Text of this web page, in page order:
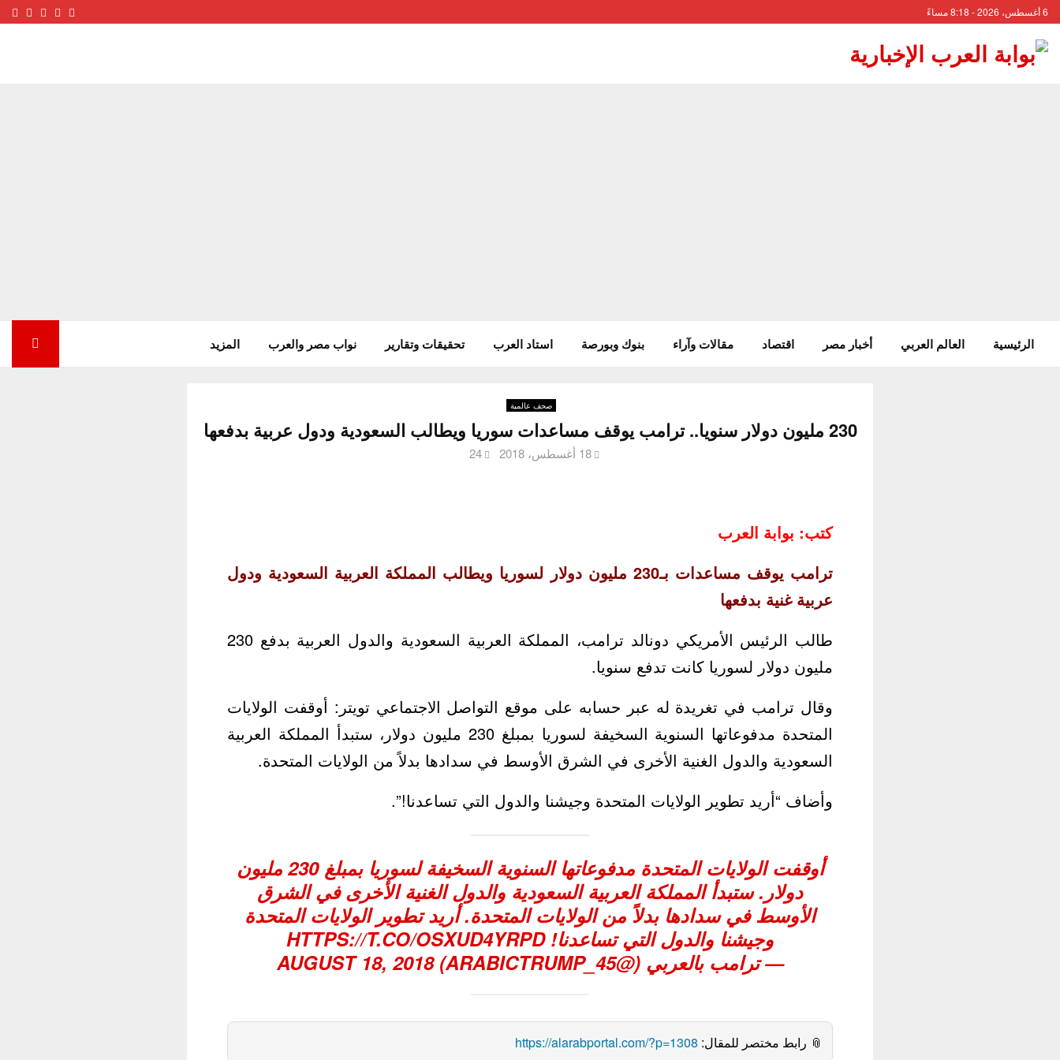
6 أغسطس، 2026 - 8:18 مساءً Facebook
Twitter
الرئيسية العالم العربي أخبار مصر اقتصاد مقالات وآراء بنوك وبورصة استاد العرب تحقيقات وتقارير نواب مصر والعرب المزيد
صحف عالمية
230 مليون دولار سنويا.. ترامب يوقف مساعدات سوريا ويطالب السعودية ودول عربية بدفعها
18 أغسطس، 2018 24
كتب: بوابة العرب
ترامب يوقف مساعدات بـ230 مليون دولار لسوريا ويطالب المملكة العربية السعودية ودول
عربية غنية بدفعها
طالب الرئيس الأمريكي دونالد ترامب، المملكة العربية السعودية والدول العربية بدفع 230
مليون دولار لسوريا كانت تدفع سنويا.
وقال ترامب في تغريدة له عبر حسابه على موقع التواصل الاجتماعي تويتر: أوقفت الولايات
المتحدة مدفوعاتها السنوية السخيفة لسوريا بمبلغ 230 مليون دولار، ستبدأ المملكة العربية
السعودية والدول الغنية الأخرى في الشرق الأوسط في سدادها بدلاً من الولايات المتحدة.
وأضاف “أريد تطوير الولايات المتحدة وجيشنا والدول التي تساعدنا!”.
أوقفت الولايات المتحدة مدفوعاتها السنوية السخيفة لسوريا بمبلغ 230 مليون
دولار. ستبدأ المملكة العربية السعودية والدول الغنية الأخرى في الشرق
الأوسط في سدادها بدلاً من الولايات المتحدة. أريد تطوير الولايات المتحدة
وجيشنا والدول التي تساعدنا!HTTPS://T.CO/OSXUD4YRPD
— ترامب بالعربي (@ARABICTRUMP_45)
AUGUST 18, 2018
📎 رابط مختصر للمقال: https://alarabportal.com/?p=1308